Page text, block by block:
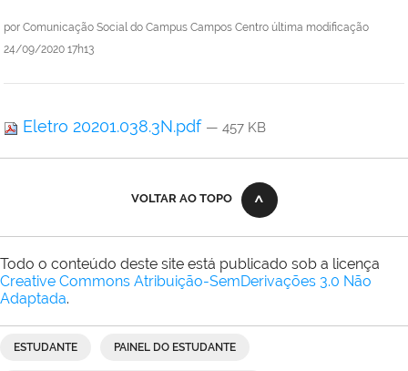
por Comunicação Social do Campus Campos Centro última modificação
24/09/2020 17h13
Eletro 20201.038.3N.pdf — 457 KB
VOLTAR AO TOPO
Todo o conteúdo deste site está publicado sob a licença
Creative Commons Atribuição-SemDerivações 3.0 Não
Adaptada.
ESTUDANTE PAINEL DO ESTUDANTE